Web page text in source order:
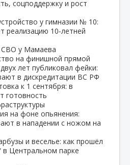
соцподдержку и рост
у гимназии № 10:
реализацию 10‑летней
СВО у Мамаева
на финишной прямой
лет публиковал фейки:
в дискредитации ВС РФ
к 1 сентября: в
готовность
на фоне опьянения:
в нападении с ножом на
и веселье: как прошёл
в Центральном парке